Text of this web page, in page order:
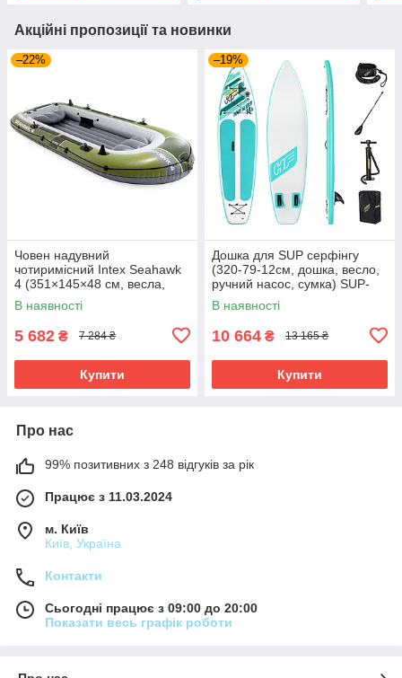
Акційні пропозиції та новинки
–22%
Човен надувний
чотиримісний Intex Seahawk
4 (351×145×48 см, весла,
насос) 66334 Зелений
В наявності
5 682 ₴ 7 284 ₴
Купити
–19%
Дошка для SUP серфінгу
(320-79-12см, дошка, весло,
ручний насос, сумка) SUP-
борд Bestway 65347
Бірюзовий
В наявності
10 664 ₴ 13 165 ₴
Купити
Про нас
99% позитивних з 248 відгуків за рік
Працює з 11.03.2024
м. Київ
Київ, Україна
Контакти
Сьогодні працює з 09:00 до 20:00
Показати весь графік роботи